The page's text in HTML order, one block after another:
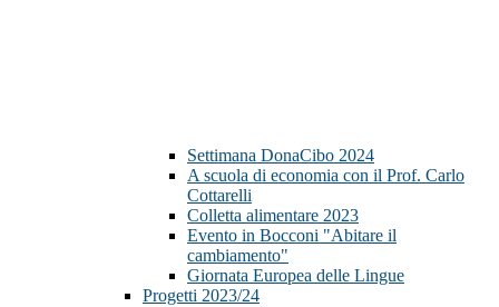
Settimana DonaCibo 2024
A scuola di economia con il Prof. Carlo
Cottarelli
Colletta alimentare 2023
Evento in Bocconi "Abitare il
cambiamento"
Giornata Europea delle Lingue
Progetti 2023/24